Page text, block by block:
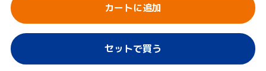
カートに追加
セットで買う